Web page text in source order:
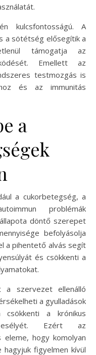
kulcsfontosságú. A
a sötétség elősegítik a
támogatja az
Emellett az
testmozgás is
és az immunitás
a
a cukorbetegség, a
problémák
döntő szerepet
befolyásolja
a pihentető alvás segít
és csökkenti a
a szervezet ellenálló
a gyulladások
csökkenti a krónikus
esélyét. Ezért az
hogy komolyan
figyelmen kívül